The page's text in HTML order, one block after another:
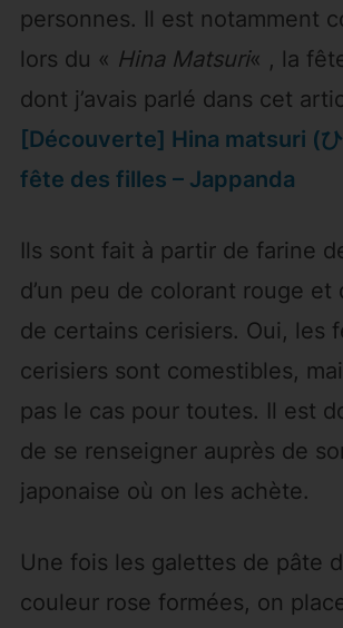
personnes. Il est notamment
lors du « Hina Matsuri« , la
dont j’avais parlé dans cet
[Découverte] Hina matsuri (
fête des filles – Jappanda
Ils sont fait à partir de farine
d’un peu de colorant rouge et
de certains cerisiers. Oui, les
cerisiers sont comestibles,
pas le cas pour toutes. Il est
de se renseigner auprès de
japonaise où on les achète.
Une fois les galettes de pâte
couleur rose formées, on